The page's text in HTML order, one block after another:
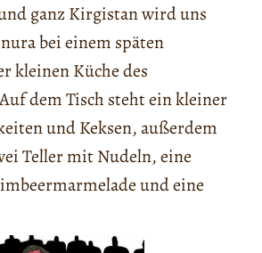
ganz Kirgistan wird uns
bei einem späten
kleinen Küche des
dem Tisch steht ein kleiner
und Keksen, außerdem
Teller mit Nudeln, eine
und eine